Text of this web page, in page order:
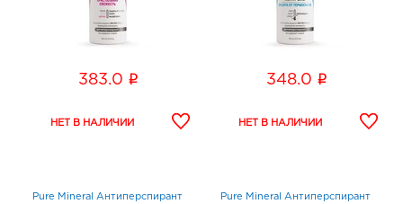
383.0 i 348.0 i
Pure Mineral Антиперспирант
Pure Mineral Антиперспирант